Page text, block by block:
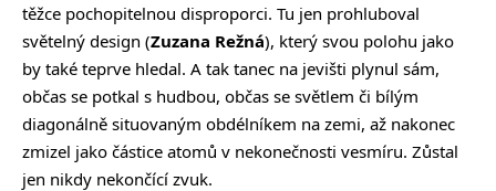
těžce pochopitelnou disproporci. Tu jen prohluboval
světelný design (Zuzana Režná), který svou polohu jako
by také teprve hledal. A tak tanec na jevišti plynul sám,
občas se potkal s hudbou, občas se světlem či bílým
diagonálně situovaným obdélníkem na zemi, až nakonec
zmizel jako částice atomů v nekonečnosti vesmíru. Zůstal
jen nikdy nekončící zvuk.